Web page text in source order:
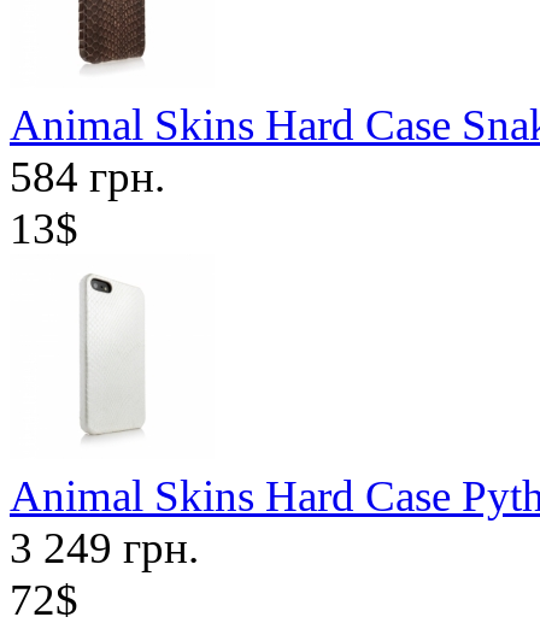
Animal Skins Hard Case
584 грн.
13$
Animal Skins Hard Case
3 249 грн.
72$